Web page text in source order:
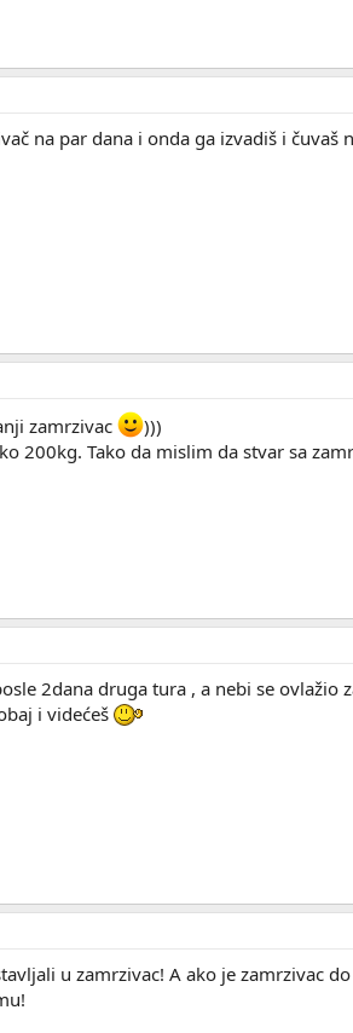
na par dana i onda ga izvadiš i
zamrzivac
)))
200kg. Tako da mislim da stvar sa
2dana druga tura , a nebi se
i videćeš
u zamrzivac! A ako je zamrzivac